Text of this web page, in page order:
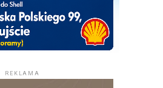
REKLAMA